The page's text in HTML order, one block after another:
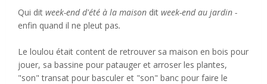
Qui dit week-end d'été à la maison dit week-end au jardin -
enfin quand il ne pleut pas.
Le loulou était content de retrouver sa maison en bois pour
jouer, sa bassine pour patauger et arroser les plantes,
"son" transat pour basculer et "son" banc pour faire le